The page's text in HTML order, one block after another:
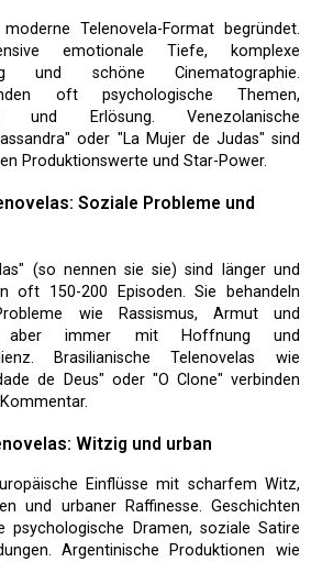
emotionale Tiefe, komplexe
und schöne Cinematographie.
oft psychologische Themen,
und Erlösung. Venezolanische
oder "La Mujer de Judas" sind
Produktionswerte und Star-Power.
Soziale Probleme und
oft 150-200 Episoden. Sie behandeln
wie Rassismus, Armut und
aber immer mit Hoffnung und
Brasilianische Telenovelas wie
de Deus" oder "O Clone" verbinden
Witzig und urban
und urbaner Raffinesse. Geschichten
psychologische Dramen, soziale Satire
Argentinische Produktionen wie